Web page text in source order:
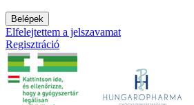
Belépek
Elfelejtettem a jelszavamat
Regisztráció